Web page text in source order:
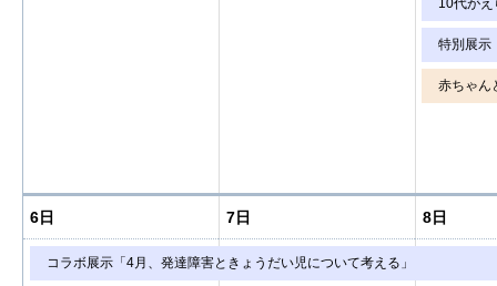
10代が
特別展示
赤ちゃん
6日 7日 8日
コラボ展示「4月、発達障害ときょうだい児について考える」